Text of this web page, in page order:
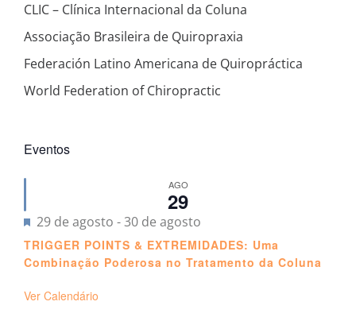
CLIC – Clínica Internacional da Coluna
Associação Brasileira de Quiropraxia
Federación Latino Americana de Quiropráctica
World Federation of Chiropractic
Eventos
AGO
29
Destacado
29 de agosto -30 de agosto
TRIGGER POINTS & EXTREMIDADES: Uma
Combinação Poderosa no Tratamento da Coluna
Ver Calendário